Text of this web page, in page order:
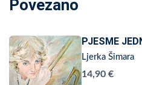
Povezano
PJESME
Ljerka Šimara
14,90 €